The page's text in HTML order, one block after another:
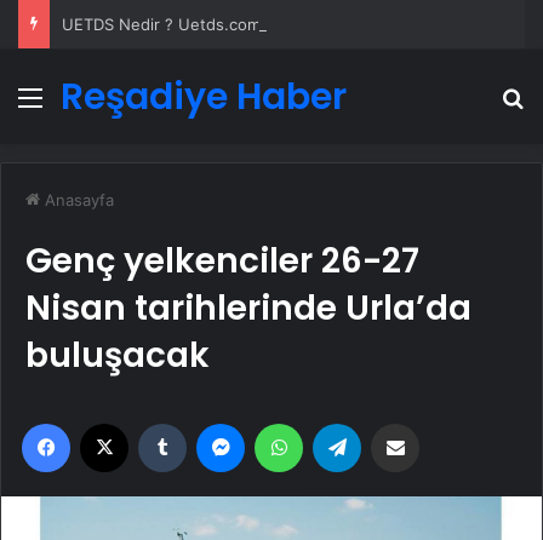
Menü
Reşadiye Haber
Anasayfa
Genç yelkenciler 26-27
Nisan tarihlerinde Urla’da
buluşacak
Facebook Tumblr MessengerWhatsApp